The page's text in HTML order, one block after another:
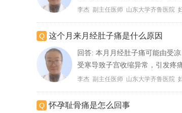
李杰 副主任医师 山东大学齐鲁医院
这个月来月经肚子痛是什么原因
回答: 本月月经肚子痛可能由受
受寒导致子宫收缩异常，引发疼
李杰 副主任医师 山东大学齐鲁医院
怀孕耻骨痛是怎么回事